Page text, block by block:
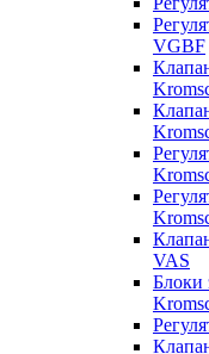
VGBF
VAS
Блоки